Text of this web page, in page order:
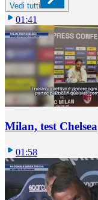
Vedi tutti
01:41
Milan, test Chelsea
01:58